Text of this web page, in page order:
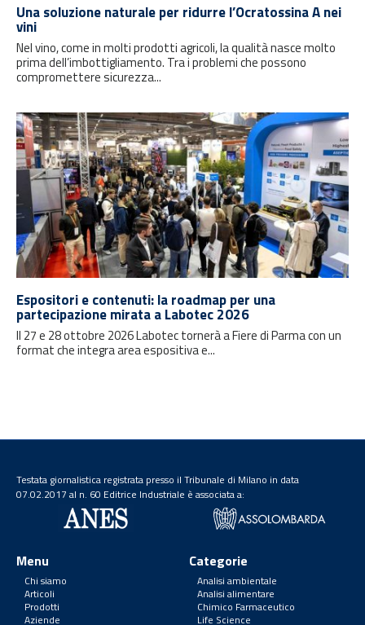
Una soluzione naturale per ridurre l’Ocratossina A nei
vini
Nel vino, come in molti prodotti agricoli, la qualità nasce molto
prima dell’imbottigliamento. Tra i problemi che possono
compromettere sicurezza...
Espositori e contenuti: la roadmap per una
partecipazione mirata a Labotec 2026
Il 27 e 28 ottobre 2026 Labotec tornerà a Fiere di Parma con un
format che integra area espositiva e...
Testata giornalistica registrata presso il Tribunale di Milano in data
07.02.2017 al n. 60 Editrice Industriale è associata a:
Menu
Chi siamo
Articoli
Prodotti
Aziende
Categorie
Analisi ambientale
Analisi alimentare
Chimico Farmaceutico
Life Science